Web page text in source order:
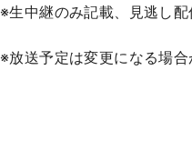
※生中継のみ記載、見逃し配
※放送予定は変更になる場合